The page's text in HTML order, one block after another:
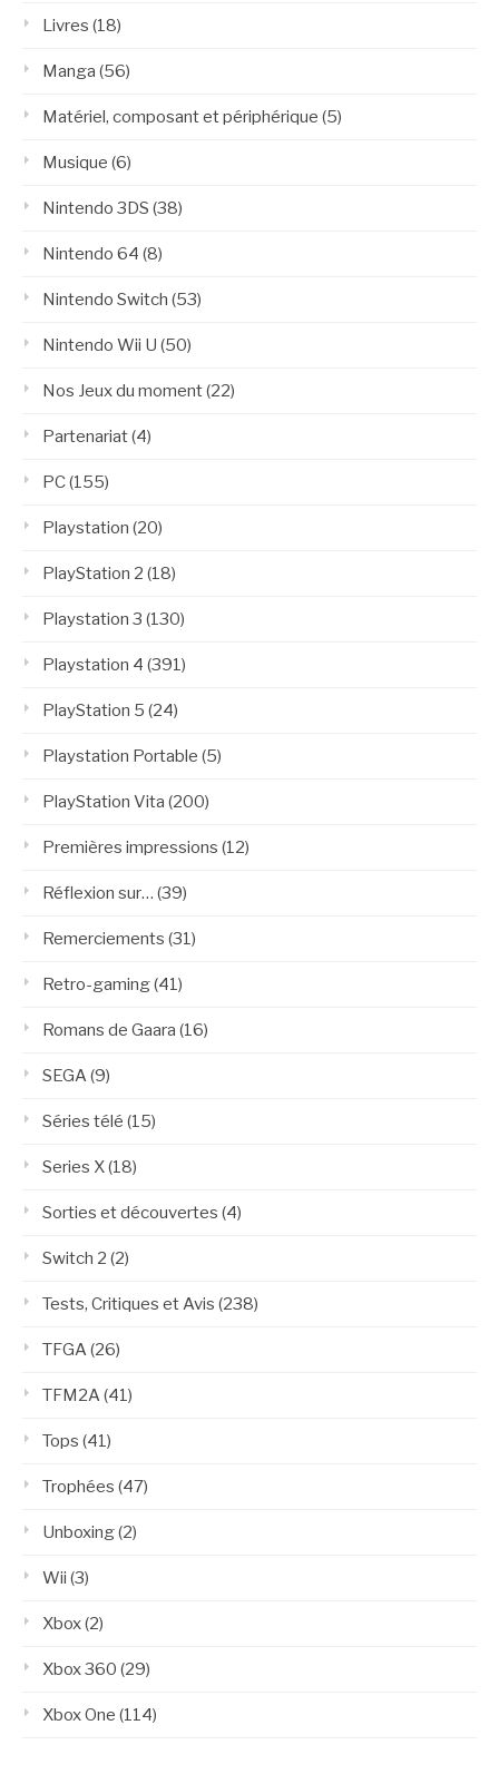
Livres (18)
Manga (56)
Matériel, composant et périphérique (5)
Musique (6)
Nintendo 3DS (38)
Nintendo 64 (8)
Nintendo Switch (53)
Nintendo Wii U (50)
Nos Jeux du moment(22)
Partenariat(4)
PC(155)
Playstation (20)
PlayStation 2 (18)
Playstation 3 (130)
Playstation 4 (391)
PlayStation 5 (24)
Playstation Portable (5)
PlayStation Vita (200)
Premières impressions (12)
Réflexion sur… (39)
Remerciements (31)
Retro-gaming(41)
Romans de Gaara (16)
SEGA(9)
Séries télé (15)
Series X(18)
Sorties et découvertes (4)
Switch 2 (2)
Tests, Critiques et Avis (238)
TFGA(26)
TFM2A(41)
Tops (41)
Trophées (47)
Unboxing(2)
Wii (3)
Xbox(2)
Xbox 360 (29)
Xbox One (114)